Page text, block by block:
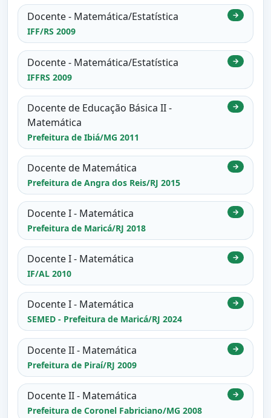
Docente - Matemática/Estatística
IFF/RS 2009
→
Docente - Matemática/Estatística
IFFRS 2009
→
Docente de Educação Básica II -
Matemática
Prefeitura de Ibiá/MG 2011
→
Docente de Matemática
Prefeitura de Angra dos Reis/RJ 2015
→
Docente I - Matemática
Prefeitura de Maricá/RJ 2018
→
Docente I - Matemática
IF/AL 2010
→
Docente I - Matemática
SEMED - Prefeitura de Maricá/RJ 2024
→
Docente II - Matemática
Prefeitura de Piraí/RJ 2009
→
Docente II - Matemática
Prefeitura de Coronel Fabriciano/MG 2008
→